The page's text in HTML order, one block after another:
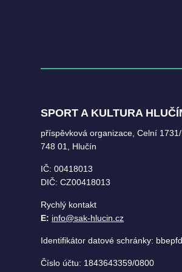
SPORT A KULTURA
příspěvková organizace, Celní
748 01, Hlučín
IČ: 00418013
DIČ: CZ00418013
Rychlý kontakt
E: info@sak-hlucin.cz
Identifikátor datové schránky:
Číslo účtu: 1843643359/0800